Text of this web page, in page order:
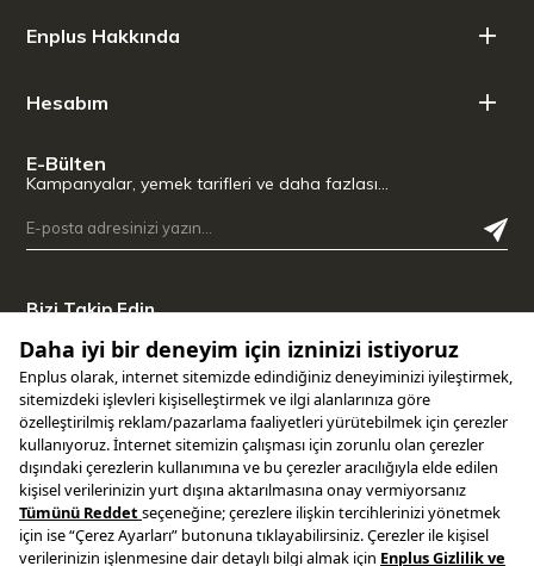
Enplus Hakkında
Hesabım
E-Bülten
Kampanyalar, yemek tarifleri ve daha fazlası…
Bizi Takip Edin
Uygulamamızı İndirin